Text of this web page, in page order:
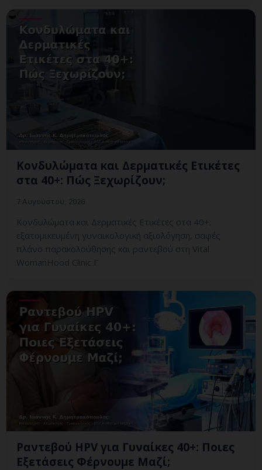
Κονδυλώματα και Δερματικές Ετικέτες
στα 40+: Πώς Ξεχωρίζουν;
Κονδυλώματα και Δερματικές Ετικέτες στα 40+:
εξατομικευμένη γυναικολογική αξιολόγηση, σαφές
πλάνο παρακολούθησης και ραντεβού στη Vital
WomanHood Clinic Γ
Ραντεβού HPV για Γυναίκες 40+: Ποιες
Εξετάσεις Φέρνουμε Μαζί;